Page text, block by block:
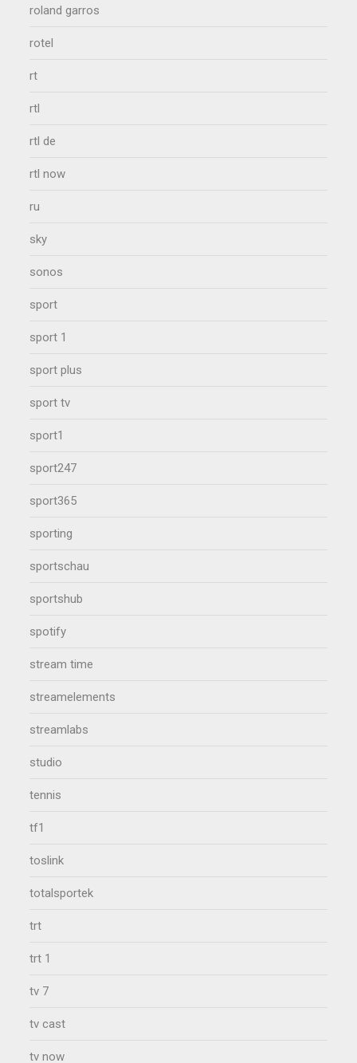
roland garros
rotel
rt
rtl
rtl de
rtl now
ru
sky
sonos
sport
sport 1
sport plus
sport tv
sport1
sport247
sport365
sporting
sportschau
sportshub
spotify
stream time
streamelements
streamlabs
studio
tennis
tf1
toslink
totalsportek
trt
trt 1
tv 7
tv cast
tv now